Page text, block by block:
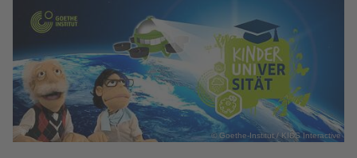
© Goethe-Institut / KIDS Interactive